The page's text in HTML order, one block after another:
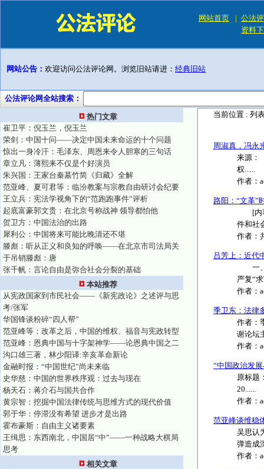
网站首页 | 公法
资料
网站公告： 欢迎访问公法评论网。浏览旧站请进： 经典旧站
公法评论网全站搜索：
热门文章
崔卫平：倪玉兰，倪玉兰
荣剑：中国十问——决定中国未来命运的十个问题
惊出一身冷汗：毛泽东、周恩来令人胆寒的三句话
章立凡：薄熙来不仅是个好演员
朱兴国：王家台秦墓竹简《归藏》全解
范亚峰、夏可君等：临汾教案与宗教自由研讨会纪要
王立兵：宪法学视角下的“范跑跑事件”评析
起底富豪郭文贵：在北京号称战神 领导都怕他
贺卫方：中国法治的出路
犀利公：中国将来可能比晚清还不堪
滕彪：听从正义和良知的呼唤——在北京市司法局关
于吊销滕彪：唐
张千帆：言论自由是弥合社会分裂的基础
本站推荐
从宪政国家到市民社会——《新宪政论》之述评与思
考/张军
华国锋谈粉碎“四人帮”
范亚峰等：改革之后，中国的维权、福音与宪政转型
范亚峰：恩典中国与十字架神学——论恩典中国之二
沟口雄三著，林少阳译:辛亥革命新论
金融时报：“中国世纪”尚未来临
史华慈：中国的世界秩序观：过去与现在
杨天石：蒋介石与国共合作
黄宗智：挖掘中国法律传统与思维方式的现代价值
郭于华：停滞没有希望 进步才是出路
霍布豪斯：自由主义诸要素
王缉思：东西南北，中国居“中”——一种战略大棋局
思考
相关文章
当前位置 : 列
周淑真，冯永
来源：
权......
作者：
路阳：“文革”
[内容
件和社
作者：
吕芳上：近代
一、
严复“
作者：
季卫东：法律
作者：
谢论坛
作者：
“中国政治发
原标题
20......
作者：
范亚峰谈维稳
吴思认
弹造成
作者：